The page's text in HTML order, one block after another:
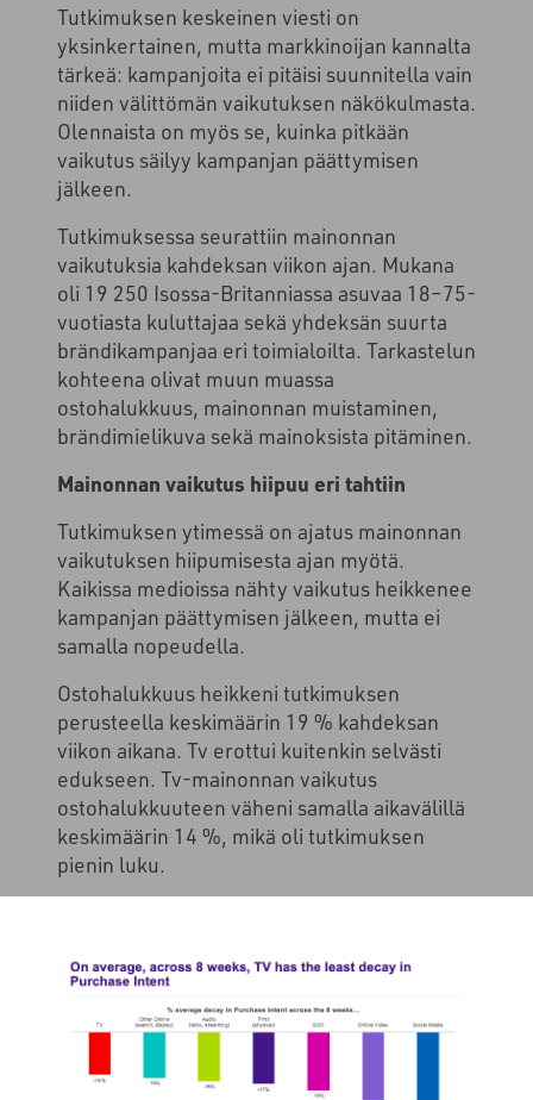
Tutkimuksen keskeinen viesti on
yksinkertainen, mutta markkinoijan kannalta
tärkeä: kampanjoita ei pitäisi suunnitella vain
niiden välittömän vaikutuksen näkökulmasta.
Olennaista on myös se, kuinka pitkään
vaikutus säilyy kampanjan päättymisen
jälkeen.
Tutkimuksessa seurattiin mainonnan
vaikutuksia kahdeksan viikon ajan. Mukana
oli 19 250 Isossa-Britanniassa asuvaa 18–75-
vuotiasta kuluttajaa sekä yhdeksän suurta
brändikampanjaa eri toimialoilta. Tarkastelun
kohteena olivat muun muassa
ostohalukkuus, mainonnan muistaminen,
brändimielikuva sekä mainoksista pitäminen.
Mainonnan vaikutus hiipuu eri tahtiin
Tutkimuksen ytimessä on ajatus mainonnan
vaikutuksen hiipumisesta ajan myötä.
Kaikissa medioissa nähty vaikutus heikkenee
kampanjan päättymisen jälkeen, mutta ei
samalla nopeudella.
Ostohalukkuus heikkeni tutkimuksen
perusteella keskimäärin 19 % kahdeksan
viikon aikana. Tv erottui kuitenkin selvästi
edukseen. Tv-mainonnan vaikutus
ostohalukkuuteen väheni samalla aikavälillä
keskimäärin 14 %, mikä oli tutkimuksen
pienin luku.